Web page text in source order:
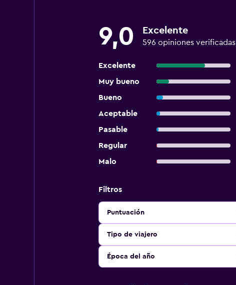
9,0 Excelente
596 opiniones verificadas
Excelente
Muy bueno
Bueno
Aceptable
Pasable
Regular
Malo
Filtros
Puntuación
Tipo de viajero
Época del año